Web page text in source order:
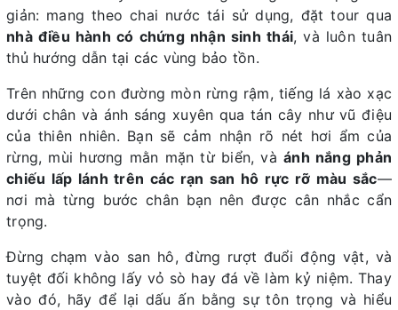
giản: mang theo chai nước tái sử dụng, đặt tour qua
nhà điều hành có chứng nhận sinh thái, và luôn tuân
thủ hướng dẫn tại các vùng bảo tồn.
Trên những con đường mòn rừng rậm, tiếng lá xào xạc
dưới chân và ánh sáng xuyên qua tán cây như vũ điệu
của thiên nhiên. Bạn sẽ cảm nhận rõ nét hơi ẩm của
rừng, mùi hương mằn mặn từ biển, và ánh nắng phản
chiếu lấp lánh trên các rạn san hô rực rỡ màu sắc—
nơi mà từng bước chân bạn nên được cân nhắc cẩn
trọng.
Đừng chạm vào san hô, đừng rượt đuổi động vật, và
tuyệt đối không lấy vỏ sò hay đá về làm kỷ niệm. Thay
vào đó, hãy để lại dấu ấn bằng sự tôn trọng và hiểu